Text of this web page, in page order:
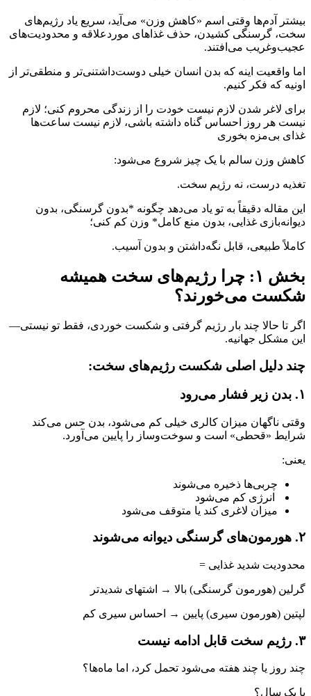
بیشتر آدم‌ها وقتی اسم «کاهش وزن» می‌آید، سریع یاد رژیم‌های
سخت، گرسنگی کشیدن، حذف غذاهای موردعلاقه و محدودیت‌های
عجیب‌وغریب می‌افتند.
اما واقعیت اینه که بدن انسان خیلی دوست‌داشتنی‌تر و منطقی‌تر از
اونیه که فکر کنیم.
برای لاغر شدن لازم نیست خودت را از زندگی محروم کنی؛ لازم
نیست هر روز احساس گناه داشته باشی، لازم نیست ساعت‌ها
غذای بی‌مزه بخوری
کاهش وزن سالم با یک چیز شروع می‌شود:
تغذیه درست، نه رژیم سخت.
این مقاله دقیقاً به تو یاد می‌دهد چگونه *بدون گرسنگی، بدون
دیوانه‌بازی غذایی، بدون منع کامل* وزن کم کنی؛
کاملاً طبیعی، قابل نگه‌داشتن و بدون آسیب.
بخش ۱: چرا رژیم‌های سخت همیشه
شکست می‌خورند؟
اگر تا حالا چند بار رژیم گرفتی و شکست خوردی، فقط تو نیستی—
این مشکل جهانیه.
چند دلیل اصلی شکست رژیم‌های سخت:
۱. بدن زیر فشار می‌رود
وقتی ناگهان میزان کالری خیلی کم می‌شود، بدن حس می‌کند
شرایط «قحطی» است و سوخت‌وساز را پایین می‌آورد.
یعنی:
چربی‌ها ذخیره می‌شوند
انرژی کم می‌شود
میزان لاغری کند یا متوقف می‌شود
۲. هورمون‌های گرسنگی دیوانه می‌شوند
محدودیت شدید غذایی =
گرلین (هورمون گرسنگی) بالا → اشتهای شدیدتر
لپتین (هورمون سیری) پایین → احساس سیری کم
۳. رژیم سخت قابل ادامه نیست
چند روز یا چند هفته می‌شود تحمل کرد، اما ماه‌ها؟
یا یک سال؟